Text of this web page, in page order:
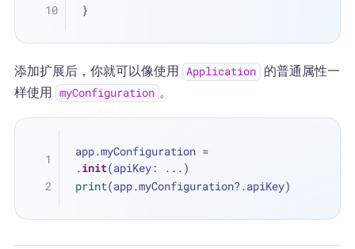
}
添加扩展后，你就可以像使用 Application
的普通属性一
样使用
myConfiguration 。
app.myConfiguration =
.init(apiKey: ... )
print(app.myConfiguration?.apiKey)